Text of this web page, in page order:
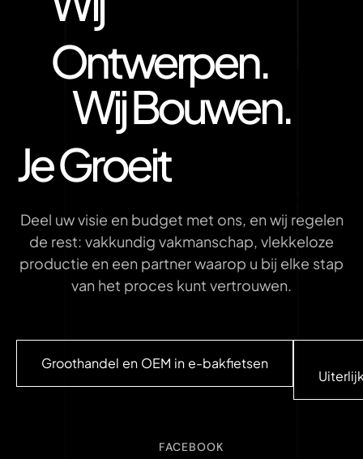
Ontwerpen.
Wij Bouwen.
Je Groeit
Deel uw visie en budget met ons, en wij regelen
de rest: vakkundig vakmanschap, vlekkeloze
productie en een partner waarop u bij elke stap
van het proces kunt vertrouwen.
Groothandel en OEM in e-bakfietsen
FACEBOOK